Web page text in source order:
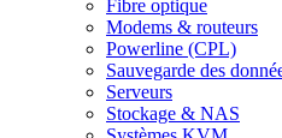
Fibre optique
Modems & routeurs
Powerline (CPL)
Sauvegarde des
Serveurs
Stockage & NAS